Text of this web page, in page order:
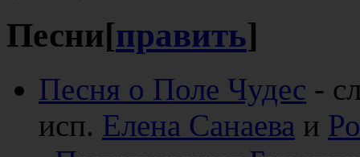
Песни[править]
Песня о Поле Чудес -
исп. Елена Санаева и